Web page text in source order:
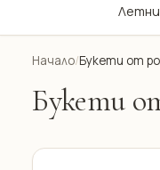
Начало/Букети от
Букети